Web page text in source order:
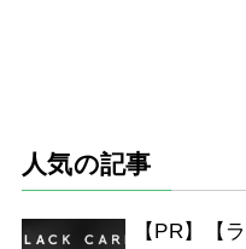
人気の記事
【PR】【